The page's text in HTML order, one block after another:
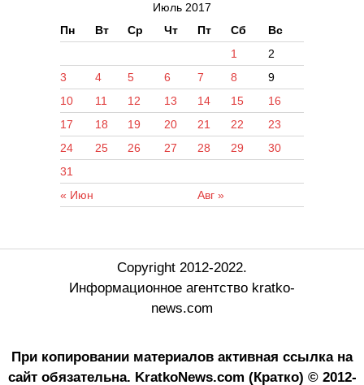
Июль 2017
Пн
Вт Ср Чт Пт Сб Вс
« Июн Авг »
1
2
3
4 5 6 7 8
9
10
11 12 13 14 15
16
17
18 19 20 21 22
23
24
25 26 27 28 29
30
31
Copyright 2012-2022.
Информационное агентство kratko-
news.com
При копировании материалов активная ссылка на
сайт обязательна. KratkoNews.com (Кратко) © 2012-